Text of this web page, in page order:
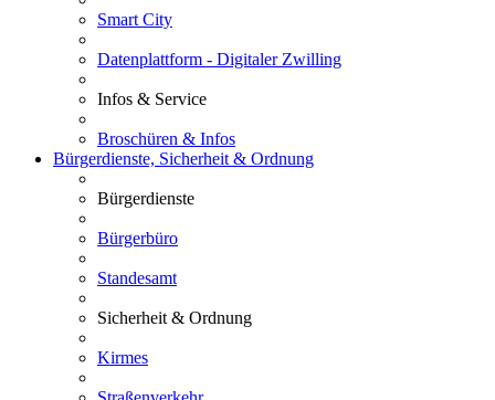
Smart City
Datenplattform - Digitaler Zwilling
Infos & Service
Broschüren & Infos
Bürgerdienste, Sicherheit & Ordnung
Bürgerdienste
Bürgerbüro
Standesamt
Sicherheit & Ordnung
Kirmes